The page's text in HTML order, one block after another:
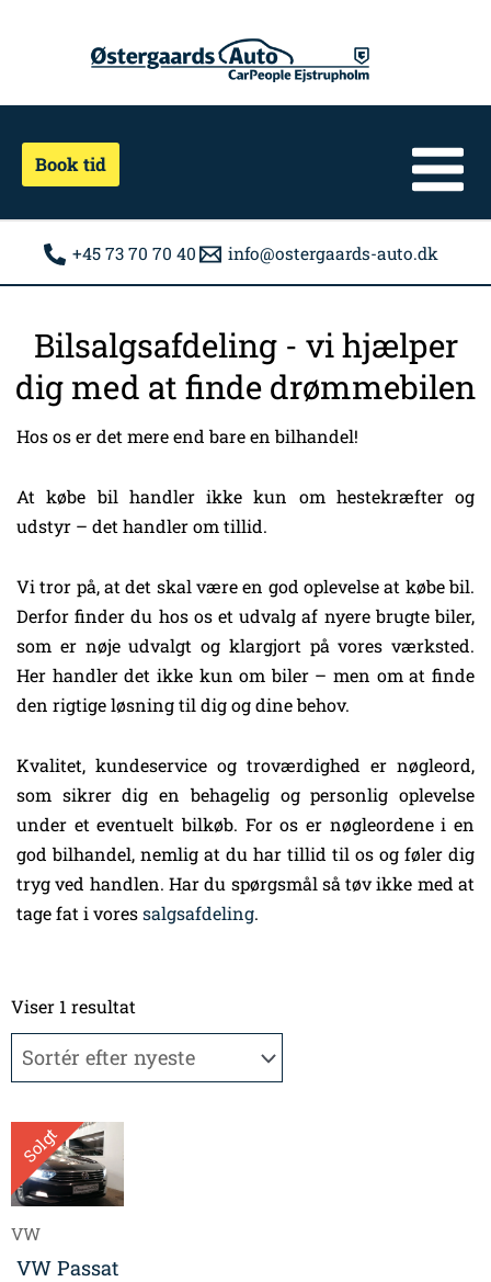
Book tid
+45 73 70 70 40 info@ostergaards-auto.dk
Bilsalgsafdeling - vi hjælper
dig med at finde drømmebilen
Hos os er det mere end bare en bilhandel!
At købe bil handler ikke kun om hestekræfter og
udstyr – det handler om tillid.
Vi tror på, at det skal være en god oplevelse at købe bil.
Derfor finder du hos os et udvalg af nyere brugte biler,
som er nøje udvalgt og klargjort på vores værksted.
Her handler det ikke kun om biler – men om at finde
den rigtige løsning til dig og dine behov.
Kvalitet, kundeservice og troværdighed er nøgleord,
som sikrer dig en behagelig og personlig oplevelse
under et eventuelt bilkøb. For os er nøgleordene i en
god bilhandel, nemlig at du har tillid til os og føler dig
tryg ved handlen. Har du spørgsmål så tøv ikke med at
tage fat i voressalgsafdeling.
Viser 1 resultat
Solgt
VW
VW Passat